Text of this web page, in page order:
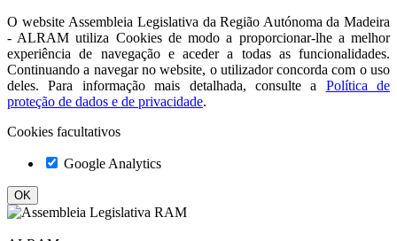
O website Assembleia Legislativa da Região Autónoma da Madeira
- ALRAM utiliza Cookies de modo a proporcionar-lhe a melhor
experiência de navegação e aceder a todas as funcionalidades.
Continuando a navegar no website, o utilizador concorda com o uso
deles. Para informação mais detalhada, consulte a
Política de
proteção de dados e de privacidade.
Cookies facultativos
Google Analytics